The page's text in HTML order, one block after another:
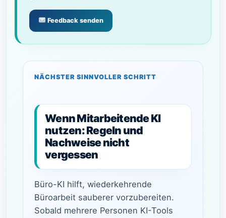
Feedback senden
NÄCHSTER SINNVOLLER SCHRITT
Wenn Mitarbeitende KI
nutzen: Regeln und
Nachweise nicht
vergessen
Büro-KI hilft, wiederkehrende
Büroarbeit sauberer vorzubereiten.
Sobald mehrere Personen KI-Tools